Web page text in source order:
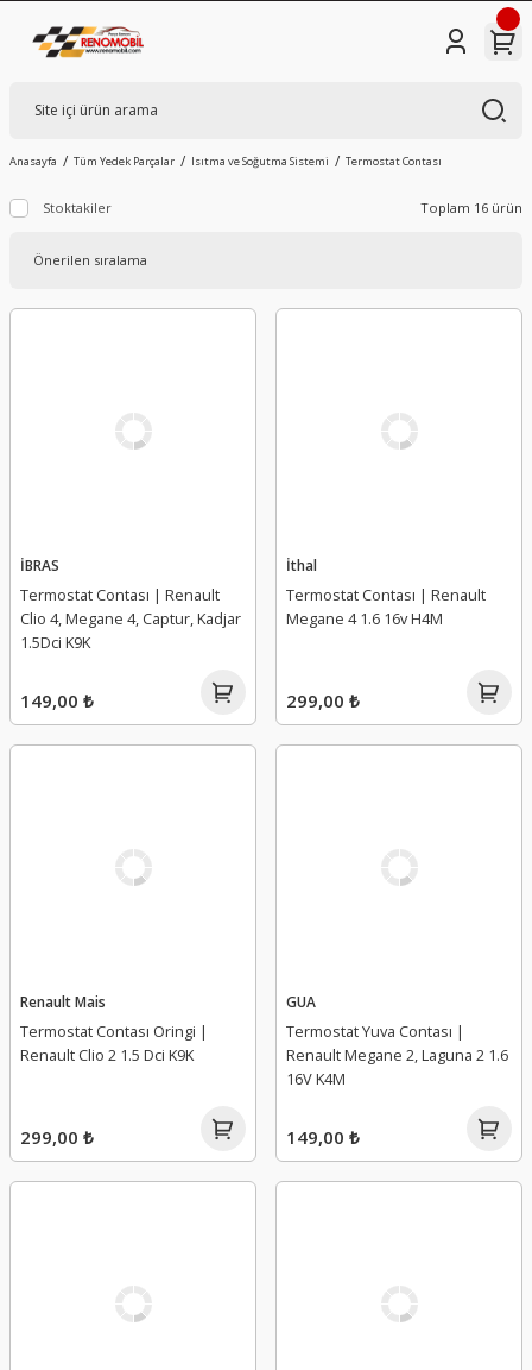
Anasayfa Tüm Yedek Parçalar Isıtma ve Soğutma Sistemi Termostat Contası
Stoktakiler Toplam 16 ürün
İBRAS
Termostat Contası | Renault
Clio 4, Megane 4, Captur, Kadjar
1.5Dci K9K
149,00 ₺
İthal
Termostat Contası | Renault
Megane 4 1.6 16v H4M
299,00 ₺
Renault Mais
Termostat Contası Oringi |
Renault Clio 2 1.5 Dci K9K
299,00 ₺
GUA
Termostat Yuva Contası |
Renault Megane 2, Laguna 2 1.6
16V K4M
149,00 ₺